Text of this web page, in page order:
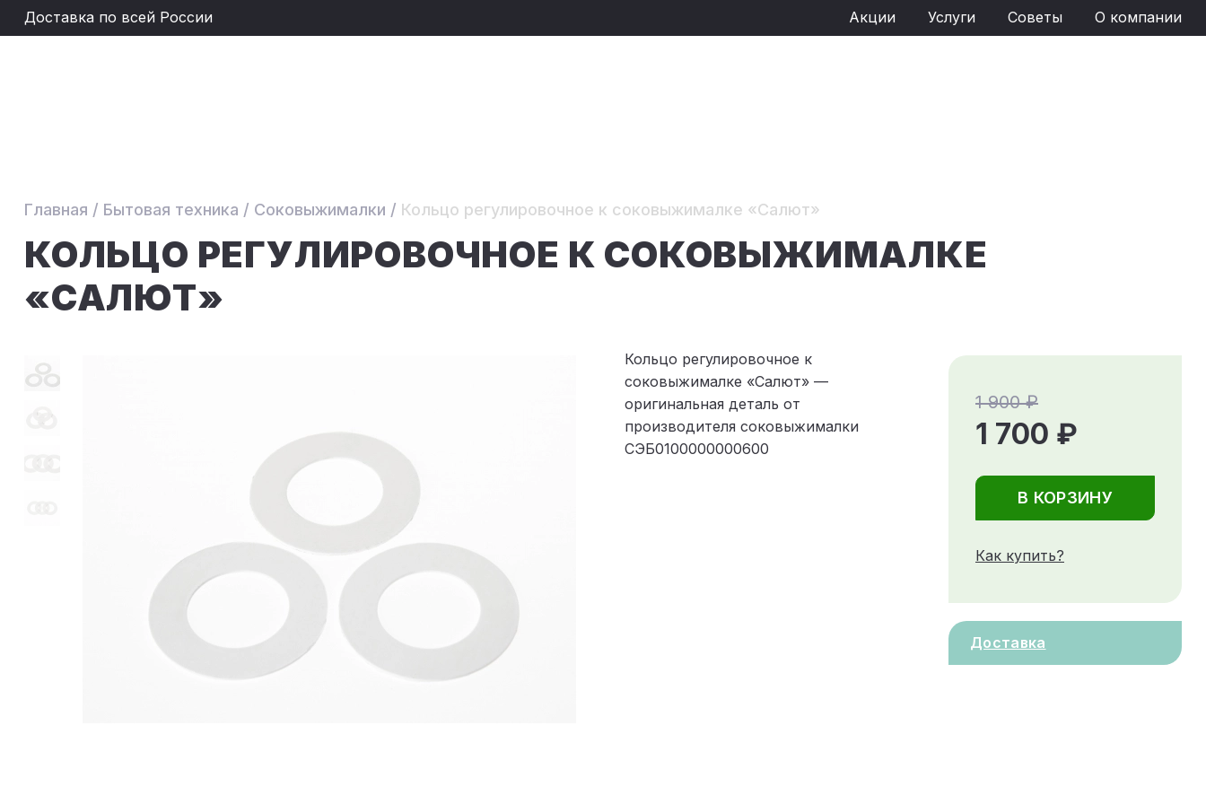
Доставка по всей России Акции Услуги Советы О компании
Главная / Бытовая техника / Соковыжималки / Кольцо регулировочное к соковыжималке «Салют»
КОЛЬЦО РЕГУЛИРОВОЧНОЕ К СОКОВЫЖИМАЛКЕ
«САЛЮТ»
Кольцо регулировочное к
соковыжималке «Салют» —
оригинальная деталь от
производителя соковыжималки
СЭБ0100000000600
1 900 ₽
1 700 ₽
В КОРЗИНУ
Как купить?
Доставка